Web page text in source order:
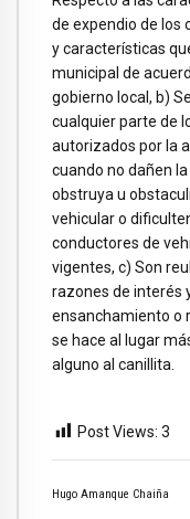
Hugo Amanque Chaiña
de expendio de los
y características
municipal de
gobierno local, b)
cualquier parte de
autorizados por la
cuando no dañen
obstruya u
vehicular o
conductores de
vigentes, c) Son
razones de interés
ensanchamiento o
se hace al lugar
alguno al canillita.
Post Views: 3